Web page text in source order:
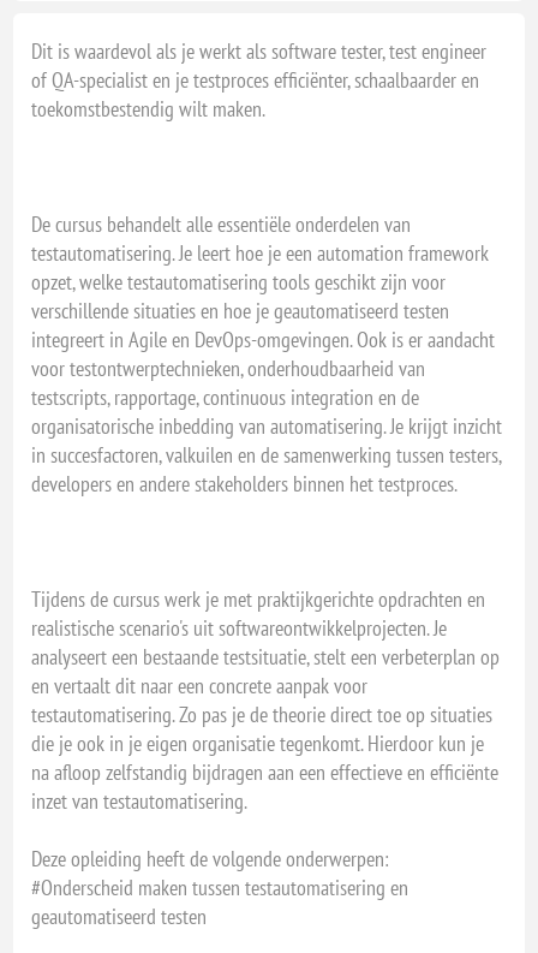
Dit is waardevol als je werkt als software tester, test engineer
of QA-specialist en je testproces efficiënter, schaalbaarder en
toekomstbestendig wilt maken.
De cursus behandelt alle essentiële onderdelen van
testautomatisering. Je leert hoe je een automation framework
opzet, welke testautomatisering tools geschikt zijn voor
verschillende situaties en hoe je geautomatiseerd testen
integreert in Agile en DevOps-omgevingen. Ook is er aandacht
voor testontwerptechnieken, onderhoudbaarheid van
testscripts, rapportage, continuous integration en de
organisatorische inbedding van automatisering. Je krijgt inzicht
in succesfactoren, valkuilen en de samenwerking tussen testers,
developers en andere stakeholders binnen het testproces.
Tijdens de cursus werk je met praktijkgerichte opdrachten en
realistische scenario's uit softwareontwikkelprojecten. Je
analyseert een bestaande testsituatie, stelt een verbeterplan op
en vertaalt dit naar een concrete aanpak voor
testautomatisering. Zo pas je de theorie direct toe op situaties
die je ook in je eigen organisatie tegenkomt. Hierdoor kun je
na afloop zelfstandig bijdragen aan een effectieve en efficiënte
inzet van testautomatisering.
Deze opleiding heeft de volgende onderwerpen:
#Onderscheid maken tussen testautomatisering en
geautomatiseerd testen